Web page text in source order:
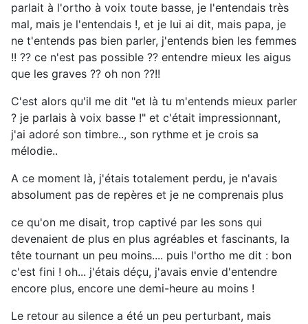
parlait à l'ortho à voix toute basse, je l'entendais très
mal, mais je l'entendais !, et je lui ai dit, mais papa, je
ne t'entends pas bien parler, j'entends bien les femmes
!! ?? ce n'est pas possible ?? entendre mieux les aigus
que les graves ?? oh non ??!!
C'est alors qu'il me dit "et là tu m'entends mieux parler
? je parlais à voix basse !" et c'était impressionnant,
j'ai adoré son timbre.., son rythme et je crois sa
mélodie..
A ce moment là, j'étais totalement perdu, je n'avais
absolument pas de repères et je ne comprenais plus
ce qu'on me disait, trop captivé par les sons qui
devenaient de plus en plus agréables et fascinants, la
tête tournant un peu moins.... puis l'ortho me dit : bon
c'est fini ! oh... j'étais déçu, j'avais envie d'entendre
encore plus, encore une demi-heure au moins !
Le retour au silence a été un peu perturbant, mais